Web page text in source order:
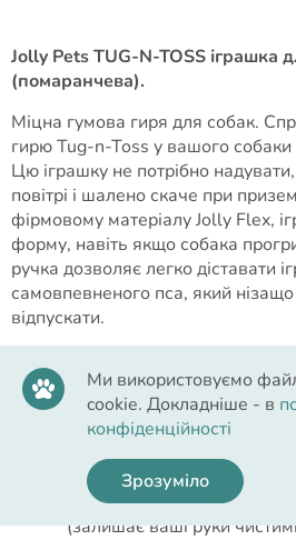
Jolly Pets TUG-N-TOSS іграшка
(помаранчева).
Міцна гумова гиря для собак.
гирю Tug-n-Toss у вашого собаки
Цю іграшку не потрібно
повітрі і шалено скаче при
фірмовому матеріалу Jolly Flex,
форму, навіть якщо собака
ручка дозволяє легко діставати
самовпевненого пса, який нізащо
відпускати.
Це чудовий вибір для ігор на
Переваги іграшки:
Втікає – спонукає до
ігор.
Переноситься – зручна
(залишає ваші руки
Ми використовуємо
cookie. Докладніше - в
конфіденційності
Зрозуміло